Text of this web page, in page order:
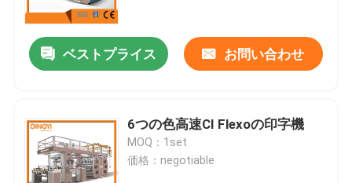
ベストプライス お問い合わせ
6つの色高速CI Flexoの印字機
MOQ：1set
価格：negotiable